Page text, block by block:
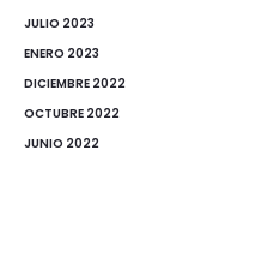
JULIO 2023
ENERO 2023
DICIEMBRE 2022
OCTUBRE 2022
JUNIO 2022